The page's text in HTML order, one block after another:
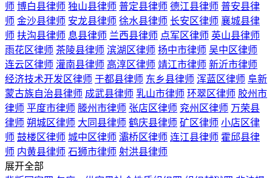
师 博白县律师 独山县律师 普定县律师 德江县律师 普安县律
师 金沙县律师 安龙县律师 徐水县律师 长安区律师 襄城县律
师 扶沟县律师 息县律师 兰西县律师 点军区律师 英山县律师
雨花区律师 茶陵县律师 滨湖区律师 扬中市律师 吴中区律师
连云区律师 灌南县律师 高淳区律师 靖江市律师 新沂市律师
经济技术开发区律师 于都县律师 东乡县律师 浑蓝区律师 阜新
蒙古族自治县律师 成武县律师 乳山市律师 环翠区律师 胶州市
律师 平度市律师 滕州市律师 张店区律师 兖州区律师 万荣县
律师 朔城区律师 大同县律师 鹤庆县律师 矿区律师 小店区律
师 鼓楼区律师 城中区律师 灞桥区律师 连江县律师 霍邱县律
师 内黄县律师 石狮市律师 射洪县律师
展开全部